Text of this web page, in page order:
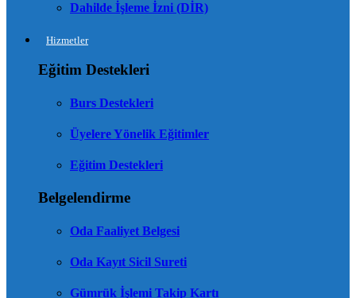
Dahilde İşleme İzni (DİR)
Hizmetler
Eğitim Destekleri
Burs Destekleri
Üyelere Yönelik Eğitimler
Eğitim Destekleri
Belgelendirme
Oda Faaliyet Belgesi
Oda Kayıt Sicil Sureti
Gümrük İşlemi Takip Kartı